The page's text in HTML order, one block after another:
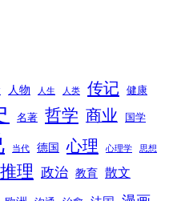
人物 人生 人类 传记 健康
名著 哲学 商业 国学
当代 德国 心理 心理学 思想
推理 政治 教育 散文